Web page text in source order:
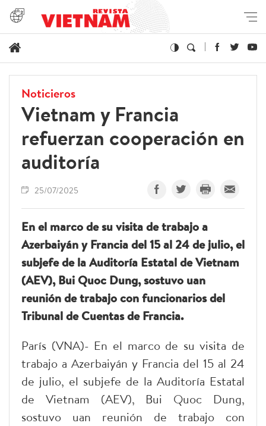
Noticieros
Vietnam y Francia
refuerzan cooperación en
auditoría
25/07/2025
En el marco de su visita de trabajo a
Azerbaiyán y Francia del 15 al 24 de julio, el
subjefe de la Auditoría Estatal de Vietnam
(AEV), Bui Quoc Dung, sostuvo uan
reunión de trabajo con funcionarios del
Tribunal de Cuentas de Francia.
París (VNA)- En el marco de su visita de
trabajo a Azerbaiyán y Francia del 15 al 24
de julio, el subjefe de la Auditoría Estatal
de Vietnam (AEV), Bui Quoc Dung,
sostuvo uan reunión de trabajo con